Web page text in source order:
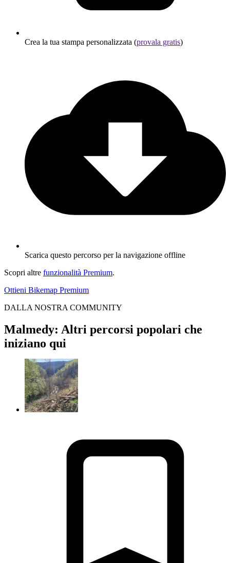
Crea la tua stampa personalizzata (provala gratis)
Scarica questo percorso per la navigazione offline
Scopri altre funzionalità Premium.
Ottieni Bikemap Premium
DALLA NOSTRA COMMUNITY
Malmedy: Altri percorsi popolari che
iniziano qui